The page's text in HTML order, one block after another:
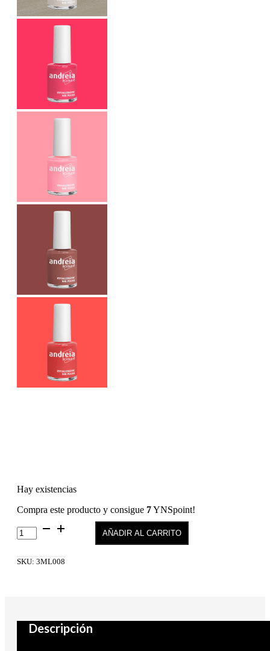
Hay existencias
Compra este producto y consigue 7YNSpoint!
Passionate
Creamy
Lipstick
AÑADIR AL CARRITO
SKU: 3ML008
Descripción